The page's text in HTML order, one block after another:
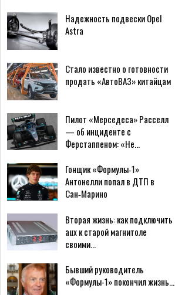
Надежность подвески Opel
Astra
Стало известно о готовности
продать «АвтоВАЗ» китайцам
Пилот «Мерседеса» Расселл
— об инциденте с
Ферстаппеном: «Не…
Гонщик «Формулы‑1»
Антонелли попал в ДТП в
Сан‑Марино
Вторая жизнь: как подключить
aux к старой магнитоле
своими…
Бывший руководитель
«Формулы-1» покончил жизнь…